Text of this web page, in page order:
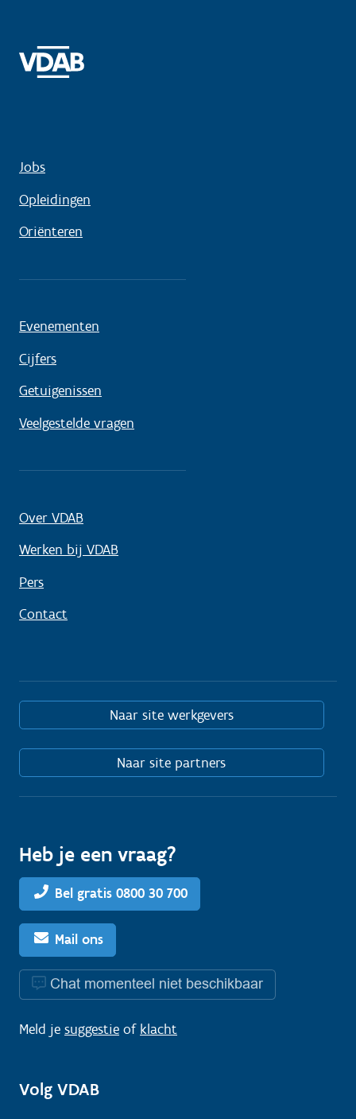
Jobs
Opleidingen
Oriënteren
Evenementen
Cijfers
Getuigenissen
Veelgestelde vragen
Over VDAB
Werken bij VDAB
Pers
Contact
Naar site werkgevers
Naar site partners
Heb je een vraag?
Bel gratis 0800 30 700
Mail ons
Chat momenteel niet beschikbaar
Meld je suggestie of klacht
Volg VDAB